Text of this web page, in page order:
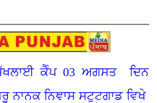
ਕੈੰਪ 03 ਅਗਸਤ ਦਿਨ
ਨਾਨਕ ਨਿਞਾਸ ਸਟੁਟਗਾਡ ਵਿਖੇ